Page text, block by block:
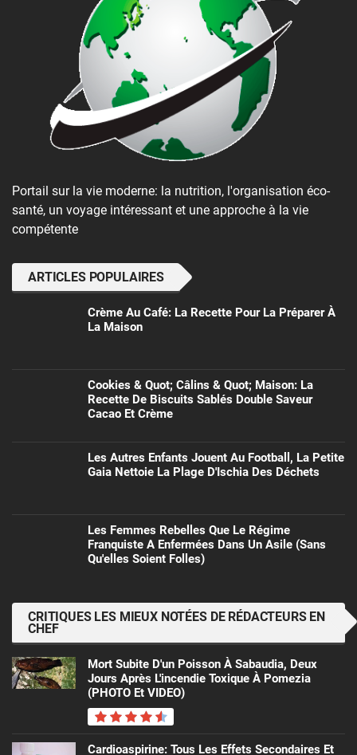
Portail sur la vie moderne: la nutrition, l'organisation éco-
santé, un voyage intéressant et une approche à la vie
compétente
ARTICLES POPULAIRES
Crème Au Café: La Recette Pour La Préparer À
La Maison
Cookies & Quot; Câlins & Quot; Maison: La
Recette De Biscuits Sablés Double Saveur
Cacao Et Crème
Les Autres Enfants Jouent Au Football, La Petite
Gaia Nettoie La Plage D'Ischia Des Déchets
Les Femmes Rebelles Que Le Régime
Franquiste A Enfermées Dans Un Asile (sans
Qu'elles Soient Folles)
CRITIQUES LES MIEUX NOTÉES DE RÉDACTEURS EN
CHEF
Mort Subite D'un Poisson À Sabaudia, Deux
Jours Après L'incendie Toxique À Pomezia
(PHOTO Et VIDEO)
Cardioaspirine: Tous Les Effets Secondaires Et